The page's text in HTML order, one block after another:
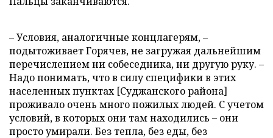
– Условия, аналогичные концлагерям, –
подытоживает Горячев, не загружая дальнейшим
перечислением ни собеседника, ни другую руку. –
Надо понимать, что в силу специфики в этих
населенных пунктах [Суджанского района]
проживало очень много пожилых людей. С учетом
условий, в которых они там находились – они
просто умирали. Без тепла, без еды, без